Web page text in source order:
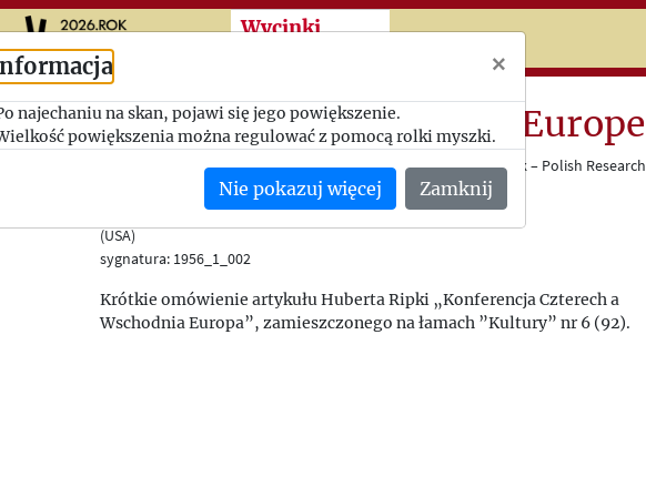
Przeskocz do treści zasadniczej
Wycinki
The Problem of Eastern Europe
The Central European Federalist. Published by the Czechoslovak – Polish Research
Committee in New York
(USA)
sygnatura: 1956_1_002
Krótkie omówienie artykułu Huberta Ripki „Konferencja Czterech a
Wschodnia Europa”, zamieszczonego na łamach ”Kultury” nr 6 (92).
×
najechaniu na skan, pojawi się jego powiększenie.
powiększenia można regulować z pomocą rolki myszki.
Nie pokazuj więcej Zamknij